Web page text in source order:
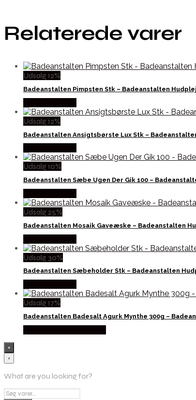
Relaterede varer
Udsalg 12%
Badeanstalten Pimpsten Stk – Badeanstalten
Udsalg 12%
Badeanstalten Ansigtsbørste Lux Stk –
Udsalg 10%
Badeanstalten Sæbe Ugen Der Gik 100 –
Udsalg 25%
Badeanstalten Mosaik Gaveæske – Badeanstalten
Udsalg 30%
Badeanstalten Sæbeholder Stk – Badeanstalten
Udsalg 17%
Badeanstalten Badesalt Agurk Mynthe 300g –
×
×
What are you looking for?